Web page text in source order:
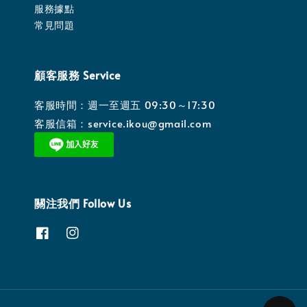
服務據點
常見問題
顧客服務 Service
客服時間：週一至週五 09:30～17:30
客服信箱：service.ikou@gmail.com
關注我們 Follow Us